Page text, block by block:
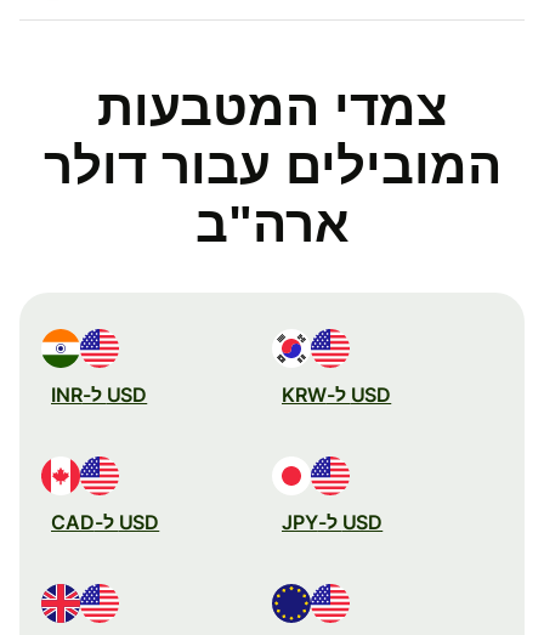
צמדי המטבעות
המובילים עבור דולר
ארה"ב
USD ל-KRW USD ל-INR
USD ל-JPY USD ל-CAD